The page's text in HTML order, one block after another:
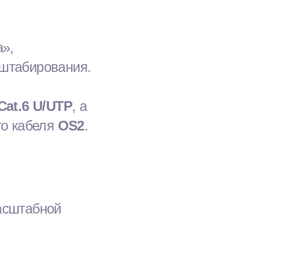
U/UTP, а
кабеля OS2.